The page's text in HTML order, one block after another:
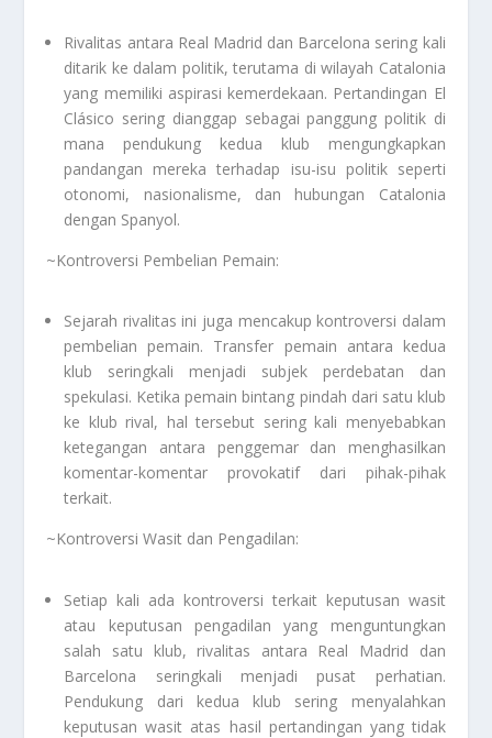
Rivalitas antara Real Madrid dan Barcelona sering kali
ditarik ke dalam politik, terutama di wilayah Catalonia
yang memiliki aspirasi kemerdekaan. Pertandingan El
Clásico sering dianggap sebagai panggung politik di
mana pendukung kedua klub mengungkapkan
pandangan mereka terhadap isu-isu politik seperti
otonomi, nasionalisme, dan hubungan Catalonia
dengan Spanyol.
~Kontroversi Pembelian Pemain:
Sejarah rivalitas ini juga mencakup kontroversi dalam
pembelian pemain. Transfer pemain antara kedua
klub seringkali menjadi subjek perdebatan dan
spekulasi. Ketika pemain bintang pindah dari satu klub
ke klub rival, hal tersebut sering kali menyebabkan
ketegangan antara penggemar dan menghasilkan
komentar-komentar provokatif dari pihak-pihak
terkait.
~Kontroversi Wasit dan Pengadilan:
Setiap kali ada kontroversi terkait keputusan wasit
atau keputusan pengadilan yang menguntungkan
salah satu klub, rivalitas antara Real Madrid dan
Barcelona seringkali menjadi pusat perhatian.
Pendukung dari kedua klub sering menyalahkan
keputusan wasit atas hasil pertandingan yang tidak